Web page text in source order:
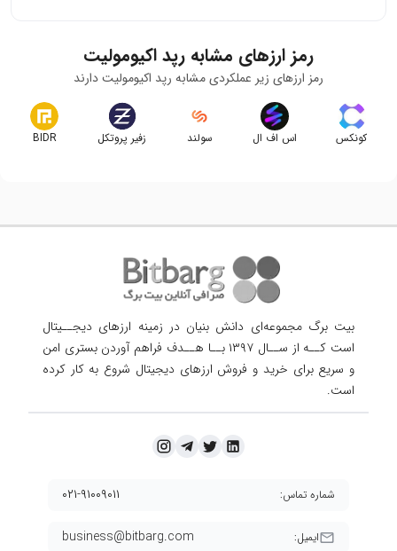
رمز ارزهای مشابه رپد اکیومولیت
رمز ارزهای زیر عملکردی مشابه رپد اکیومولیتدارند
کونکس اس اف ال سولند زفیر پروتکل BIDR
بیت برگ مجموعه‌ای دانش بنیان در زمینه ارزهای دیجــیتال
است کــه از ســال ۱۳۹۷ بــا هــدف فراهم آوردن
بستری امن
و سریع برای خرید و فروش ارزهای دیجیتال شروع به کار کرده
است.
ایمیل: business@bitbarg.com
شماره تماس: ۰۲۱-۹۱۰۰۹۰۱۱